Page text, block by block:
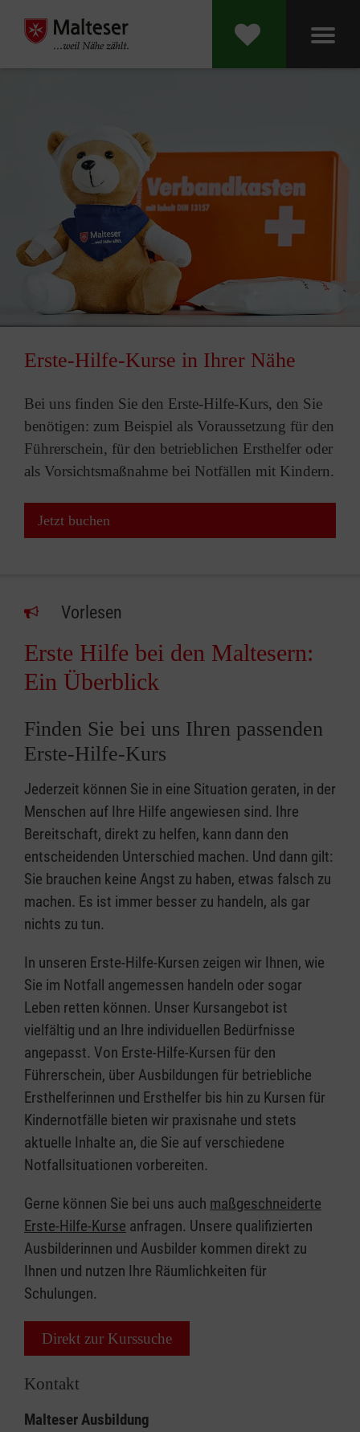
Erste-Hilfe-Kurse in Ihrer Nähe
Bei uns finden Sie den Erste-Hilfe-Kurs, den Sie
benötigen: zum Beispiel als Voraussetzung für den
Führerschein, für den betrieblichen Ersthelfer oder
als Vorsichtsmaßnahme bei Notfällen mit Kindern.
Jetzt buchen
Vorlesen
Erste Hilfe bei den Maltesern:
Ein Überblick
Finden Sie bei uns Ihren passenden
Erste-Hilfe-Kurs
Jederzeit können Sie in eine Situation geraten, in der
Menschen auf Ihre Hilfe angewiesen sind. Ihre
Bereitschaft, direkt zu helfen, kann dann den
entscheidenden Unterschied machen. Und dann gilt:
Sie brauchen keine Angst zu haben, etwas falsch zu
machen. Es ist immer besser zu handeln, als gar
nichts zu tun.
In unseren Erste-Hilfe-Kursen zeigen wir Ihnen, wie
Sie im Notfall angemessen handeln oder sogar
Leben retten können. Unser Kursangebot ist
vielfältig und an Ihre individuellen Bedürfnisse
angepasst. Von Erste-Hilfe-Kursen für den
Führerschein, über Ausbildungen für betriebliche
Ersthelferinnen und Ersthelfer bis hin zu Kursen für
Kindernotfälle bieten wir praxisnahe und stets
aktuelle Inhalte an, die Sie auf verschiedene
Notfallsituationen vorbereiten.
Gerne können Sie bei uns auch maßgeschneiderte
Erste-Hilfe-Kurse anfragen. Unsere qualifizierten
Ausbilderinnen und Ausbilder kommen direkt zu
Ihnen und nutzen Ihre Räumlichkeiten für
Schulungen.
Direkt zur Kurssuche
Kontakt
Malteser Ausbildung